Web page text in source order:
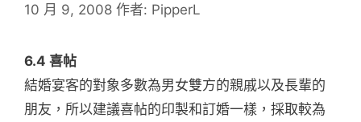
10 月 9, 2008 作者: PipperL
6.4 喜帖
結婚宴客的對象多數為男女雙方的親戚以及長輩的
朋友，所以建議喜帖的印製和訂婚一樣，採取較為